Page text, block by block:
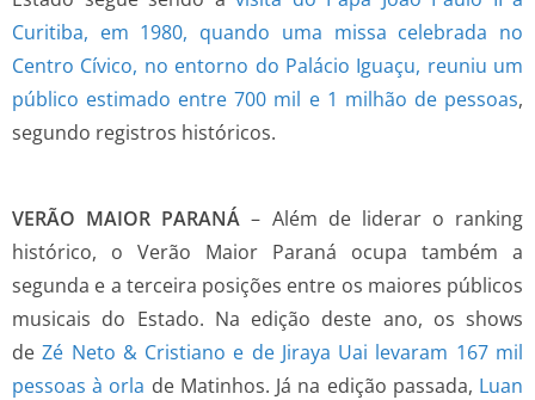
Curitiba, em 1980, quando uma missa celebrada no
Centro Cívico, no entorno do Palácio Iguaçu, reuniu um
público estimado entre 700 mil e 1 milhão de pessoas,
segundo registros históricos.
VERÃO MAIOR PARANÁ– Além de liderar o ranking
histórico, o Verão Maior Paraná ocupa também a
segunda e a terceira posições entre os maiores públicos
musicais do Estado. Na edição deste ano, os shows
deZé Neto & Cristiano e de Jiraya Uai levaram 167 mil
pessoas à orla de Matinhos. Já na edição passada, Luan